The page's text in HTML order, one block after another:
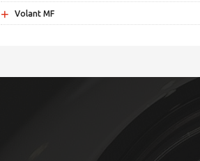
+ Volant MF